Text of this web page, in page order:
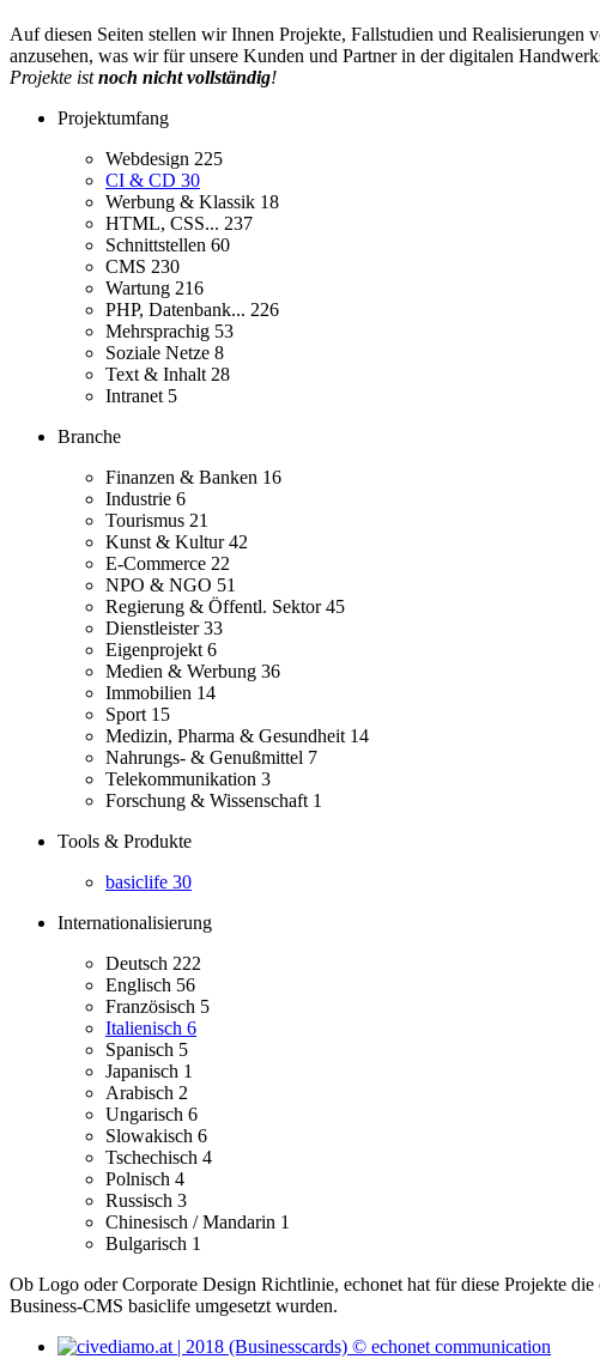
Auf diesen Seiten stellen wir Ihnen Projekte, Fallstudien und Realisierungen
anzusehen, was wir für unsere Kunden und Partner in der digitalen
Projekte istnoch nicht vollständig!
Projektumfang
Webdesign 225
CI & CD 30
Werbung & Klassik 18
HTML, CSS... 237
Schnittstellen 60
CMS 230
Wartung 216
PHP, Datenbank... 226
Mehrsprachig 53
Soziale Netze 8
Text & Inhalt 28
Intranet 5
Branche
Finanzen & Banken 16
Industrie 6
Tourismus 21
Kunst & Kultur42
E-Commerce 22
NPO & NGO 51
Regierung & Öffentl. Sektor45
Dienstleister33
Eigenprojekt 6
Medien & Werbung 36
Immobilien 14
Sport 15
Medizin, Pharma & Gesundheit 14
Nahrungs- & Genußmittel 7
Telekommunikation 3
Forschung & Wissenschaft 1
Tools & Produkte
basiclife 30
Internationalisierung
Deutsch 222
Englisch 56
Französisch 5
Italienisch 6
Spanisch 5
Japanisch 1
Arabisch 2
Ungarisch 6
Slowakisch 6
Tschechisch 4
Polnisch 4
Russisch 3
Chinesisch / Mandarin 1
Bulgarisch 1
Ob Logo oder Corporate Design Richtlinie, echonet hat für diese Projekte
Business-CMS basiclife umgesetzt wurden.